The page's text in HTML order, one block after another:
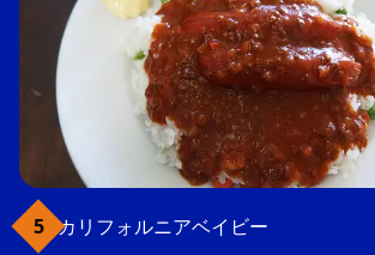
カリフォルニアベイビー